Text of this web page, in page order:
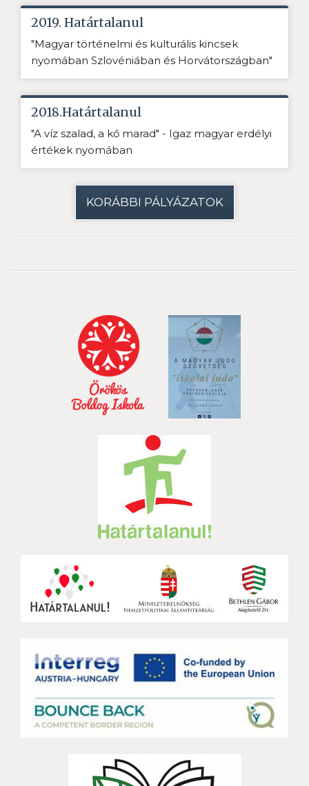
2019. Határtalanul
"Magyar történelmi és kulturális kincsek
nyomában Szlovéniában és Horvátországban"
2018.Határtalanul
"A víz szalad, a kő marad" - Igaz magyar erdélyi
értékek nyomában
KORÁBBI PÁLYÁZATOK